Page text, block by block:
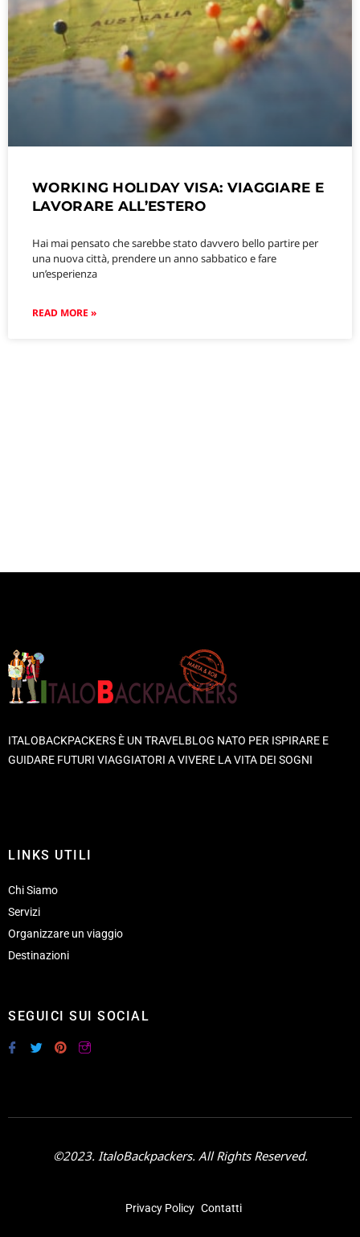
WORKING HOLIDAY VISA: VIAGGIARE E
LAVORARE ALL’ESTERO
Hai mai pensato che sarebbe stato davvero bello partire per
una nuova città, prendere un anno sabbatico e fare
un’esperienza
READ MORE »
ITALOBACKPACKERS È UN TRAVELBLOG NATO PER ISPIRARE E
GUIDARE FUTURI VIAGGIATORI A VIVERE LA VITA DEI SOGNI
LINKS UTILI
Chi Siamo
Servizi
Organizzare un viaggio
Destinazioni
SEGUICI SUI SOCIAL
©2023. ItaloBackpackers. All Rights Reserved.
Privacy Policy Contatti